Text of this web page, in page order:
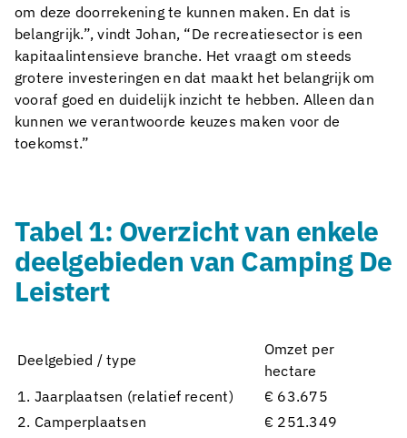
om deze doorrekening te kunnen maken. En dat is
belangrijk.”, vindt Johan, “De recreatiesector is een
kapitaalintensieve branche. Het vraagt om steeds
grotere investeringen en dat maakt het belangrijk om
vooraf goed en duidelijk inzicht te hebben. Alleen dan
kunnen we verantwoorde keuzes maken voor de
toekomst.”
Tabel 1: Overzicht van enkele
deelgebieden van Camping De
Leistert
Deelgebied / type
Omzet per
hectare
1. Jaarplaatsen (relatief recent)
€ 63.675
2. Camperplaatsen
€ 251.349